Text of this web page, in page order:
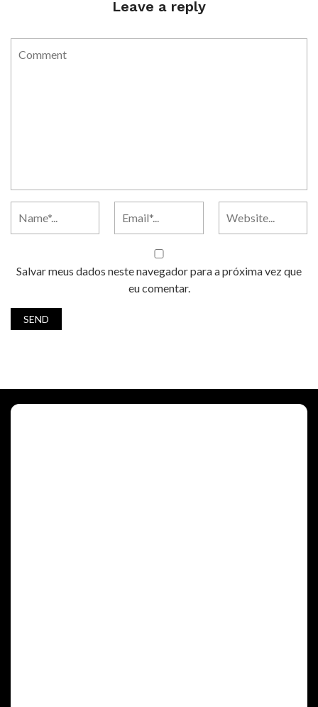
Leave a reply
Salvar meus dados neste navegador para a próxima vez que
eu comentar.